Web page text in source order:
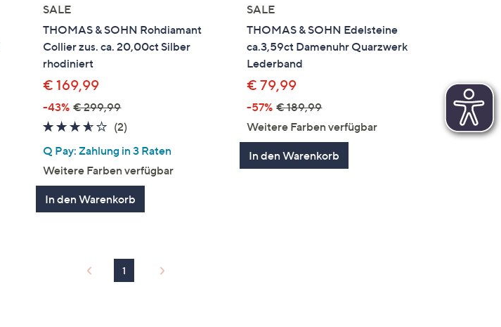
SALE
THOMAS & SOHN Rohdiamant
Collier zus. ca. 20,00ct Silber
rhodiniert
€ 169,99
-43% € 299,99
3.5
5
(2)
Q Pay: Zahlung in 3 Raten
Weitere Farben verfügbar
In den Warenkorb
SALE
THOMAS & SOHN Edelsteine
ca.3,59ct Damenuhr Quarzwerk
Lederband
€ 79,99
-57% € 189,99
Weitere Farben verfügbar
In den Warenkorb
1